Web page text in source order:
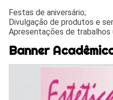
Festas de aniversário;
Divulgação de produtos e
Apresentações de trabalhos
Banner